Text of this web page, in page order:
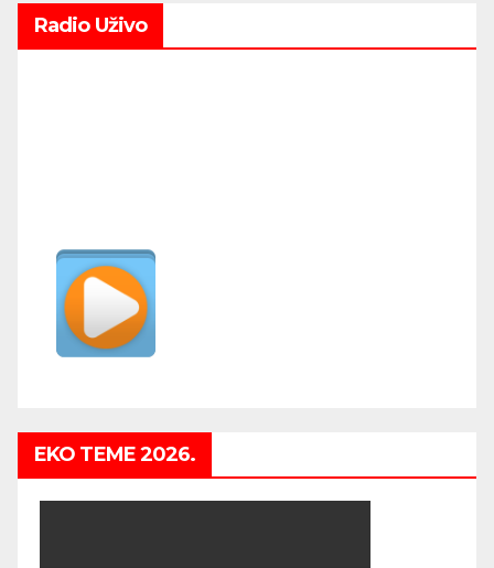
Radio Uživo
EKO TEME 2026.